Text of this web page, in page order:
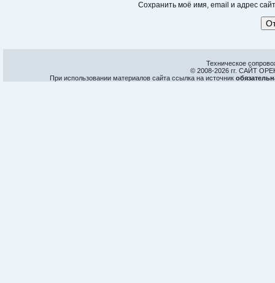
Сохранить моё имя, email и адрес
Техническое
© 2008-2026 гг. САЙТ
При использовании материалов сайта ссылка на источник